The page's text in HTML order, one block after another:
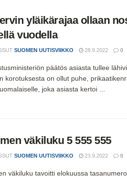
yläikärajaa ollaan
vuodella
SUOMEN UUTISVIIKKO 28.9.2022 0
päätös asiasta tullee
korotuksesta on ollut puhe,
joka asiasta kertoi ...
väkiluku 5 555 555
SUOMEN UUTISVIIKKO 23.9.2022 0
väkiluku tavoitti elokuussa